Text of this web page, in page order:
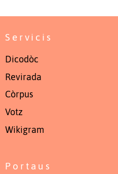
Servicis
Dicodòc
Revirada
Còrpus
Votz
Wikigram
Portaus